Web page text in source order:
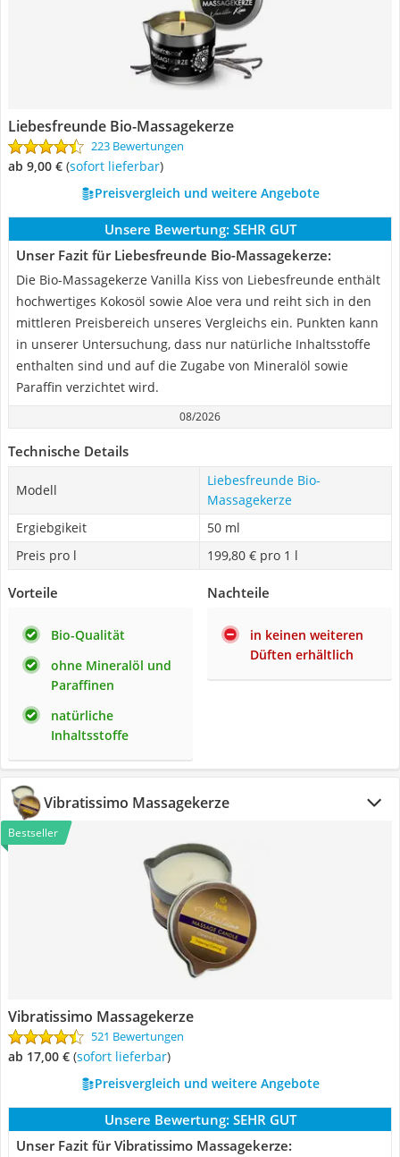
Liebesfreunde Bio-Massagekerze
223 Bewertungen
ab 9,00 € ( Sofort lieferbar)
Preisvergleich und weitere Angebote
Unsere Bewertung: SEHR GUT
Unser Fazit für Liebesfreunde Bio-Massagekerze:
Die Bio-Massagekerze Vanilla Kiss von Liebesfreunde enthält
hochwertiges Kokosöl sowie Aloe vera und reiht sich in den
mittleren Preisbereich unseres Vergleichs ein. Punkten kann
in unserer Untersuchung, dass nur natürliche Inhaltsstoffe
enthalten sind und auf die Zugabe von Mineralöl sowie
Paraffin verzichtet wird.
08/2026
Technische Details
Modell
Liebesfreunde Bio-
Massagekerze
Ergiebgikeit
50 ml
Preis pro l
199,80 € pro 1 l
Vorteile
Bio-Qualität
ohne Mineralöl und
Paraffinen
natürliche
Inhaltsstoffe
Nachteile
in keinen weiteren
Düften erhältlich
Vibratissimo Massagekerze
Bestseller
Vibratissimo Massagekerze
521 Bewertungen
ab 17,00 € ( Sofort lieferbar)
Preisvergleich und weitere Angebote
Unsere Bewertung: SEHR GUT
Unser Fazit für Vibratissimo Massagekerze: